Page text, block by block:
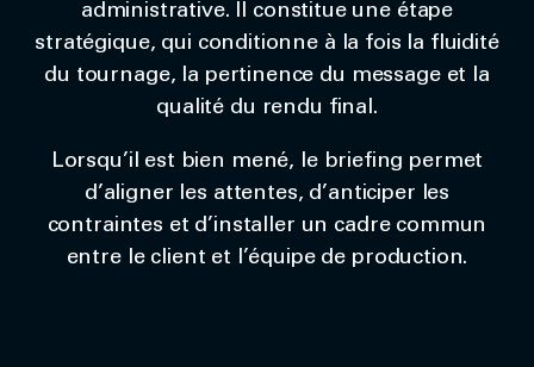
administrative. Il constitue une étape
stratégique, qui conditionne à la fois la fluidité
du tournage, la pertinence du message et la
qualité du rendu final.
Lorsqu’il est bien mené, le briefing permet
d’aligner les attentes, d’anticiper les
contraintes et d’installer un cadre commun
entre le client et l’équipe de production.